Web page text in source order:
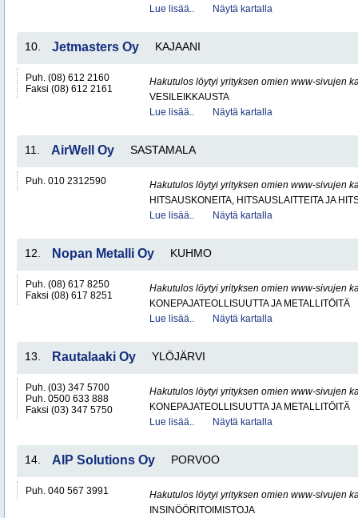
Lue lisää..
Näytä kartalla
10. Jetmasters Oy KAJAANI
Puh. (08) 612 2160
Faksi (08) 612 2161
Hakutulos löytyi yrityksen omien www-sivujen
VESILEIKKAUSTA
Lue lisää..
Näytä kartalla
11. AirWell Oy SASTAMALA
Puh. 010 2312590
Hakutulos löytyi yrityksen omien www-sivujen
HITSAUSKONEITA, HITSAUSLAITTEITA JA
Lue lisää..
Näytä kartalla
12. Nopan Metalli Oy KUHMO
Puh. (08) 617 8250
Faksi (08) 617 8251
Hakutulos löytyi yrityksen omien www-sivujen
KONEPAJATEOLLISUUTTA JA METALLITÖITÄ
Lue lisää..
Näytä kartalla
13. Rautalaaki Oy YLÖJÄRVI
Puh. (03) 347 5700
Puh. 0500 633 888
Faksi (03) 347 5750
Hakutulos löytyi yrityksen omien www-sivujen
KONEPAJATEOLLISUUTTA JA METALLITÖITÄ
Lue lisää..
Näytä kartalla
14. AIP Solutions Oy PORVOO
Puh. 040 567 3991
Hakutulos löytyi yrityksen omien www-sivujen
INSINÖÖRITOIMISTOJA